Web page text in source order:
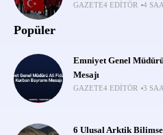
GAZETE4 EDITÖR
Popüler
Emniyet Genel
Mesajı
GAZETE4 EDITÖR
6 Ulusal Arktik